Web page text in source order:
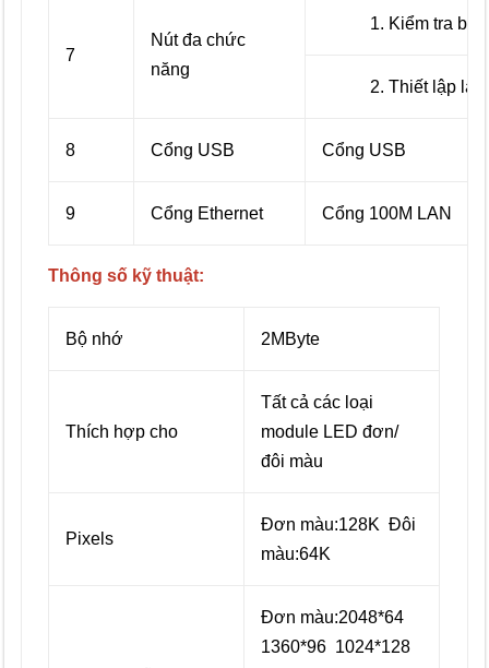
7
Nút đa chức
năng
1. Kiểm tra bảng
2. Thiết lập lại
8 Cổng USB Cổng USB
9 Cổng Ethernet Cổng 100M LAN
Thông số kỹ thuật:
Bộ nhớ 2MByte
Thích hợp cho
Tất cả các loại
module LED đơn/
đôi màu
Pixels
Đơn màu:128K Đôi
màu:64K
Đơn màu:2048*64
1360*96 1024*128